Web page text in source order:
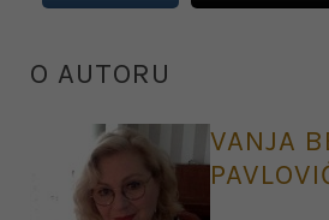
O AUTORU
VANJA